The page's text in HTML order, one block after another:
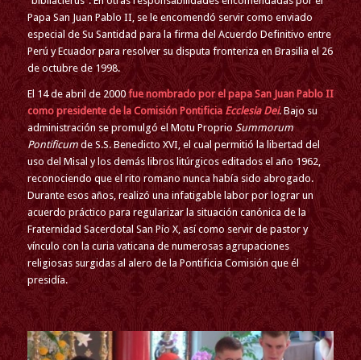
Papa San Juan Pablo II, se le encomendó servir como enviado
especial de Su Santidad para la firma del Acuerdo Definitivo entre
Perú y Ecuador para resolver su disputa fronteriza en Brasilia el 26
de octubre de 1998.
El 14 de abril de 2000fue nombrado por el papa San Juan Pablo II
como presidente de la Comisión Pontificia Ecclesia Dei. Bajo su
administración se promulgó el Motu Proprio Summorum
Pontificum de S.S. Benedicto XVI, el cual permitió la libertad del
uso del Misal y los demás libros litúrgicos editados el año 1962,
reconociendo que el rito romano nunca había sido abrogado.
Durante esos años, realizó una infatigable labor por lograr un
acuerdo práctico para regularizar la situación canónica de la
Fraternidad Sacerdotal San Pío X, así como servir de pastor y
vínculo con la curia vaticana de numerosas agrupaciones
religiosas surgidas al alero de la Pontificia Comisión que él
presidía.